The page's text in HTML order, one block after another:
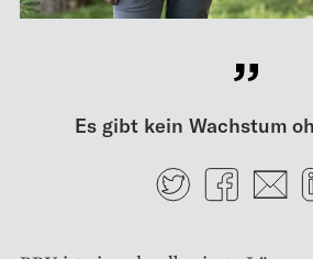
Es gibt kein Wachstum
Twitter